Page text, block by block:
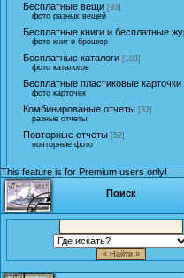
Бесплатные вещи [93]
фото разных вещей
Бесплатные книги и бесплатные
фото книг и брошюр
Бесплатные каталоги [103]
фото каталогов
Бесплатные пластиковые карточки
фото карточек
Комбинированые отчеты [32]
разные отчеты
Повторные отчеты [52]
повторные фото
This feature is for Premium users only!
Поиск